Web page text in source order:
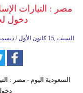
مصر : التيارات
دخول
16:59 2012 السبت ,15 كانون الأول / ديسمبر